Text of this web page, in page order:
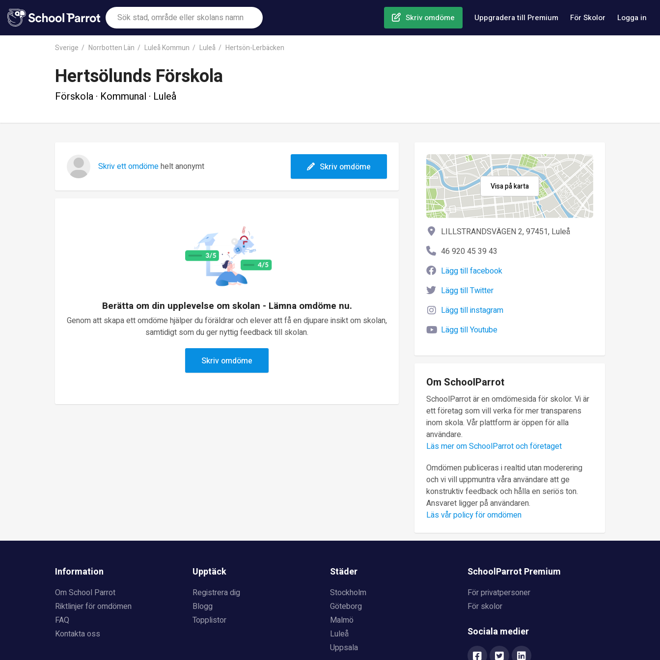
Skriv omdöme Uppgradera till Premium För Skolor Logga in
Sverige Norrbotten Län Luleå Kommun Luleå Hertsön-Lerbäcken
Hertsölunds Förskola
Förskola · Kommunal · Luleå
Skriv ett omdömehelt anonymt Skriv omdöme
Berätta om din upplevelse om skolan - Lämna omdöme nu.
Genom att skapa ett omdöme hjälper du föräldrar och elever att få en djupare insikt om skolan,
samtidigt som du ger nyttig feedback till skolan.
Skriv omdöme
Visa på karta
LILLSTRANDSVÄGEN 2, 97451, Luleå
46 920 45 39 43
Lägg till facebook
Lägg till Twitter
Lägg till instagram
Lägg till Youtube
Om SchoolParrot
SchoolParrot är en omdömesida för skolor. Vi är
ett företag som vill verka för mer transparens
inom skola. Vår plattform är öppen för alla
användare.
Läs mer om SchoolParrot och företaget
Omdömen publiceras i realtid utan moderering
och vi vill uppmuntra våra användare att ge
konstruktiv feedback och hålla en seriös ton.
Ansvaret ligger på användaren.
Läs vår policy för omdömen
Information
Om School Parrot
Riktlinjer för omdömen
FAQ
Kontakta oss
Upptäck
Registrera dig
Blogg
Topplistor
Städer
Stockholm
Göteborg
Malmö
Luleå
Uppsala
SchoolParrot Premium
För privatpersoner
För skolor
Sociala medier